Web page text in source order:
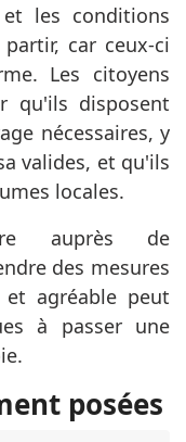
les conditions
car ceux-ci
Les citoyens
qu'ils disposent
nécessaires, y
valides, et qu'ils
locales.
auprès de
des mesures
agréable peut
à passer une
posées